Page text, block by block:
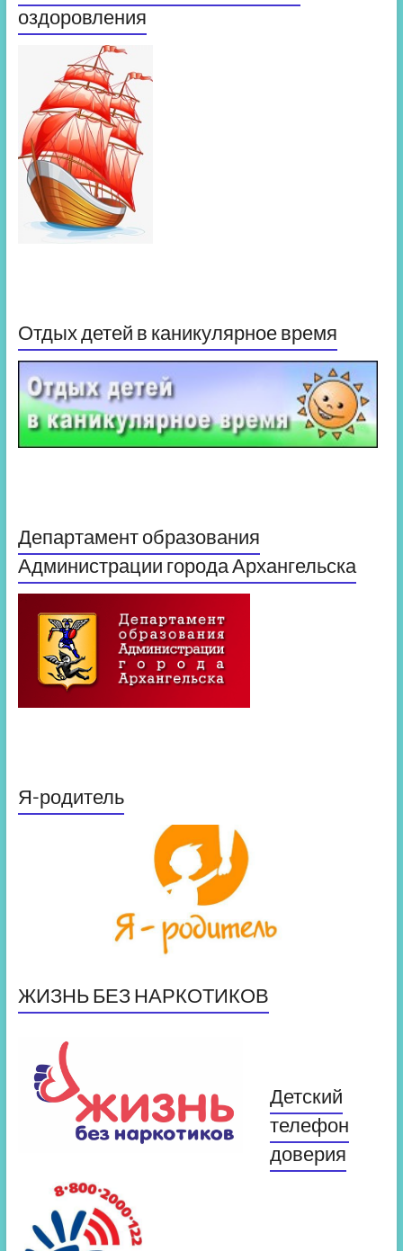
оздоровления
Отдых детей в каникулярное время
Департамент образования
Администрации города Архангельска
Я-родитель
ЖИЗНЬ БЕЗ НАРКОТИКОВ
Детский
телефон
доверия